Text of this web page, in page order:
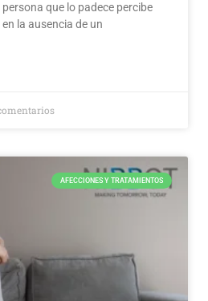
que lo padece percibe
la ausencia de un
AFECCIONES Y TRATAMIENTOS